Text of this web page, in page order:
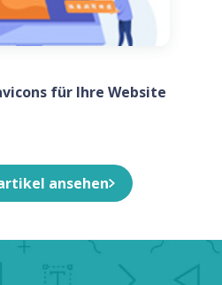
für Ihre Website
ansehen